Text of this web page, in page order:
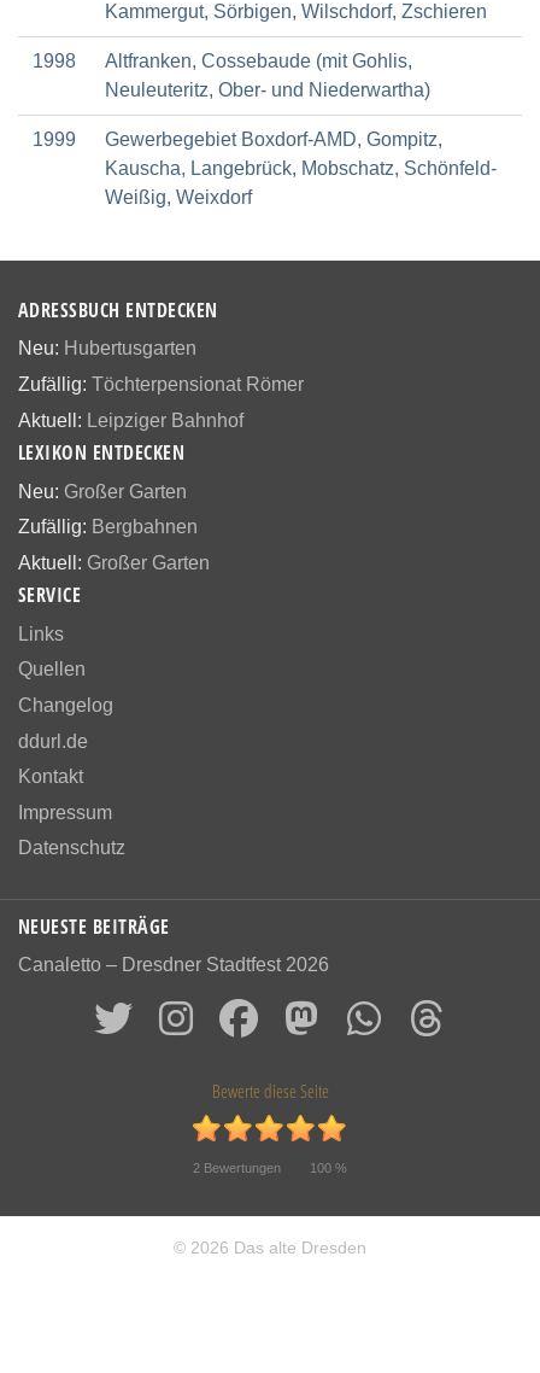
Kammergut, Sörbigen, Wilschdorf, Zschieren
1998
Altfranken, Cossebaude (mit Gohlis,
Neuleuteritz, Ober- und Niederwartha)
1999
Gewerbegebiet Boxdorf-AMD, Gompitz,
Kauscha, Langebrück, Mobschatz, Schönfeld-
Weißig, Weixdorf
ADRESSBUCH ENTDECKEN
Neu: Hubertusgarten
Zufällig: Töchterpensionat Römer
Aktuell: Leipziger Bahnhof
LEXIKON ENTDECKEN
Neu: Großer Garten
Zufällig: Bergbahnen
Aktuell: Großer Garten
SERVICE
Links
Quellen
Changelog
ddurl.de
Kontakt
Impressum
Datenschutz
NEUESTE BEITRÄGE
Canaletto – Dresdner Stadtfest 2026
Bewerte diese Seite
2 Bewertungen 100 %
© 2026 Das alte Dresden